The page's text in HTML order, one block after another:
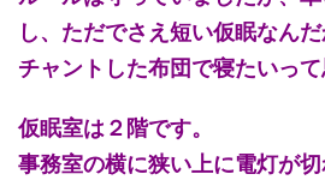
し、ただでさえ短い仮眠なんだ
チャントした布団で寝たいって
仮眠室は２階です。
事務室の横に狭い上に電灯が